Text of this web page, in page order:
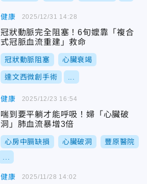
健康
冠狀動脈完全阻塞！6旬嬤靠「複合
式冠脈血流重建」救命
冠狀動脈阻塞 心臟衰竭
達文西微創手術
2025/12/31 14:28
健康
喘到要平躺才能呼吸！婦「心臟破
洞」肺血流暴增3倍
心房中膈缺損 心臟破洞 豐原醫院
2025/12/23 16:54
健康 2025/11/28 14:02